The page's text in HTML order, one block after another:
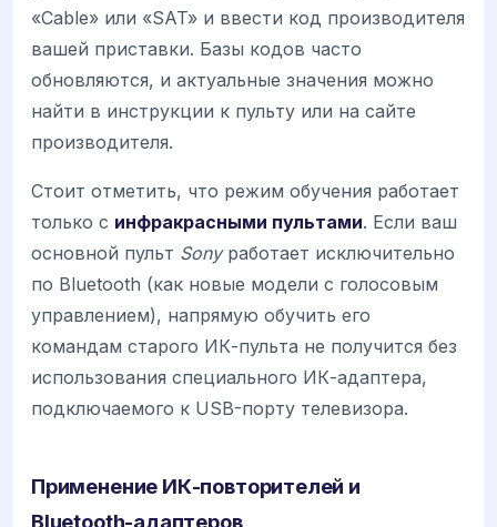
«Cable» или «SAT» и ввести код производителя
вашей приставки. Базы кодов часто
обновляются, и актуальные значения можно
найти в инструкции к пульту или на сайте
производителя.
Стоит отметить, что режим обучения работает
только с инфракрасными пультами. Если ваш
основной пульт Sonyработает исключительно
по Bluetooth (как новые модели с голосовым
управлением), напрямую обучить его
командам старого ИК-пульта не получится без
использования специального ИК-адаптера,
подключаемого к USB-порту телевизора.
Применение ИК-повторителей и
Bluetooth-адаптеров